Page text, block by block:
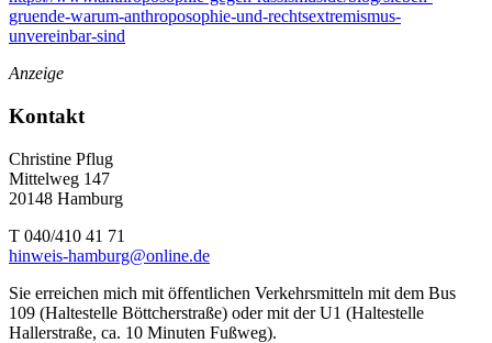
gruende-warum-anthroposophie-und-rechtsextremismus-
unvereinbar-sind
Anzeige
Kontakt
Christine Pflug
Mittelweg 147
20148 Hamburg
T 040/410 41 71
hinweis-hamburg@online.de
Sie erreichen mich mit öffentlichen Verkehrsmitteln mit dem Bus
109 (Haltestelle Böttcherstraße) oder mit der U1 (Haltestelle
Hallerstraße, ca. 10 Minuten Fußweg).